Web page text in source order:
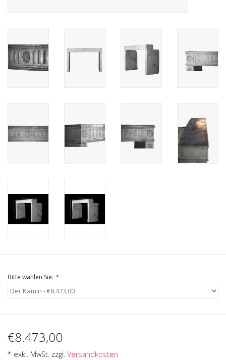
Login
Bitte wählen Sie: *
€8.473,00
* exkl. MwSt. zzgl. Versandkosten